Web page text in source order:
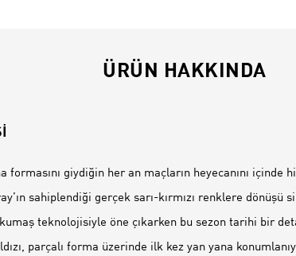
ÜRÜN HAKKINDA
formasını giydiğin her an maçların heyecanını içinde
sahiplendiği gerçek sarı-kırmızı renklere dönüşü
teknolojisiyle öne çıkarken bu sezon tarihi bir
parçalı forma üzerinde ilk kez yan yana